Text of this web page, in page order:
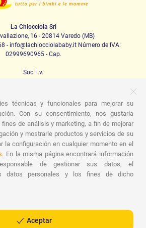
La Chiocciola Srl
16 - 20814 Varedo (MB)
- info@lachiocciolababy.it Número de IVA:
02999690965 - Cap.
Soc. i.v.
PRODOTTI
de coche La casa
Comida
Higiene Mamá y bebé
Prendas
Kit de set para bebés
Ideas para
para niños
Promociones
Marcas
de venta Gestión de devoluciones
técnicas y funcionales para mejorar su
Con su consentimiento, nos gustaría
de análisis y marketing, a fin de mejorar
y mostrarle productos y servicios de su
la configuración en cualquier momento en el
En la misma página encontrará información
de gestionar sus datos, el
datos personales y los fines de dicho
Aceptar